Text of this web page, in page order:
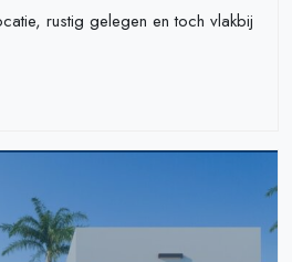
rustig gelegen en toch vlakbij